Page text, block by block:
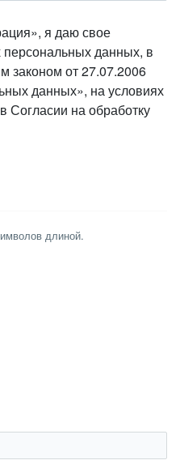
я даю свое
персональных данных, в
законом от 27.07.2006
данных», на условиях
Согласии на обработку
длиной.